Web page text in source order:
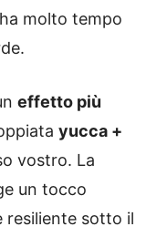
molto tempo
effetto più
yucca +
vostro. La
un tocco
resiliente sotto il